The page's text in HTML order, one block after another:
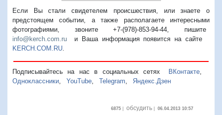
Если Вы стали свидетелем происшествия, или знаете о
предстоящем событии, а также располагаете интересными
фотографиями, звоните +7-(978)-853-94-44, пишите
info@kerch.com.ru и Ваша информация появится на сайте
KERCH.COM.RU
Подписывайтесь на нас в социальных сетях ВКонтакте,
Одноклассники
YouTube Telegram Яндекс.Дзен
6875| обсудить| 06.04.2013 10:57